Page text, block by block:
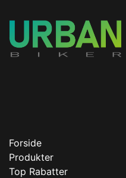
Forside
Produkter
Top Rabatter